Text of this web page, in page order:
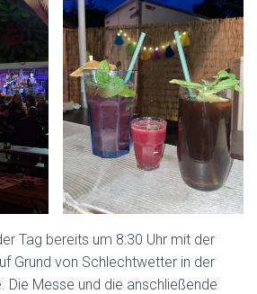
Tag bereits um 8:30 Uhr mit der
Grund von Schlechtwetter in der
Die Messe und die anschließende